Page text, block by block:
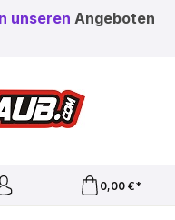
unseren Angeboten
0,00 €*